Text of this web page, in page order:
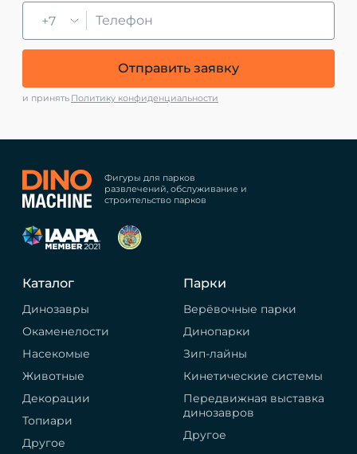
+7
Отправить заявку
и принять Политику конфиденциальности
Фигуры для парков
развлечений, обслуживание и
строительство парков
Каталог
Динозавры
Окаменелости
Насекомые
Животные
Декорации
Топиари
Другое
Парки
Верёвочные парки
Динопарки
Зип-лайны
Кинетические системы
Передвижная выставка
динозавров
Другое